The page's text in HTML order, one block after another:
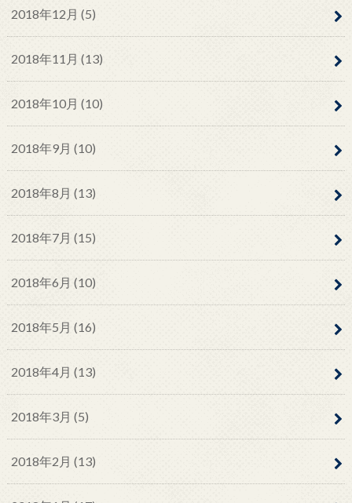
2018年12月 (5)
2018年11月 (13)
2018年10月 (10)
2018年9月 (10)
2018年8月 (13)
2018年7月 (15)
2018年6月 (10)
2018年5月 (16)
2018年4月 (13)
2018年3月 (5)
2018年2月 (13)